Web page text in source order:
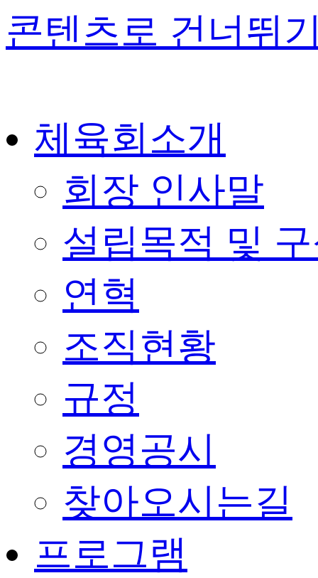
콘텐츠로 건너뛰
체육회소개
회장 인사말
설립목적 및
연혁
조직현황
규정
경영공시
찾아오시는길
프로그램